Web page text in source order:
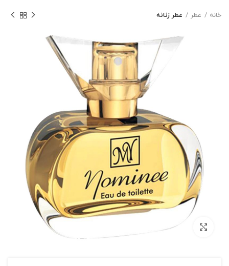
خانه عطر عطر زنانه
بزرگنمایی تصویر